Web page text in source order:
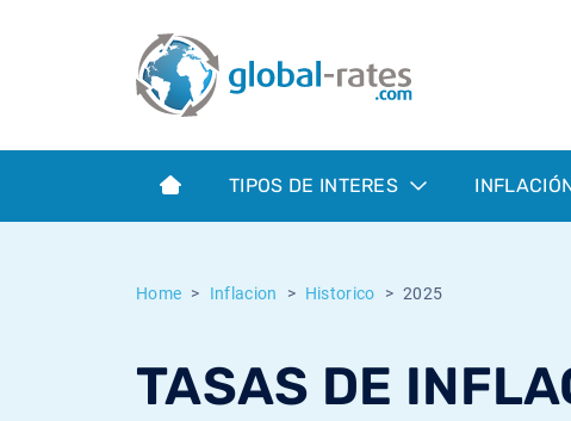
TIPOS DE INTERES
Home Inflacion Historico 2025
TASAS DE
Term SOFR
¿Qué es la inflación IPC?
¿Qué es la inflación IPCA?
Inflación Mexicano - IPC
Euribor - histórico
ESTER - histórico
Calculadora de inflación